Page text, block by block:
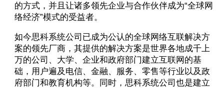
的方式，并且让诸多领先企业与合作伙伴成为“全球网
络经济”模式的受益者。
如今思科系统公司已成为公认的全球网络互联解决方
案的领先厂商，其提供的解决方案是世界各地成千上
万的公司、大学、企业和政府部门建立互联网的基
础，用户遍及电信、金融、服务、零售等行业以及政
府部门和教育机构等。同时，思科系统公司也是建立